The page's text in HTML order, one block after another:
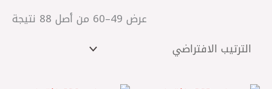
عرض 49–60 من أصل 88 نتيجة